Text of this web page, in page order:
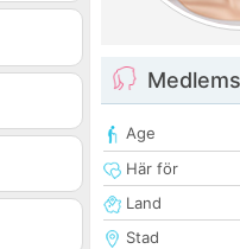
Age
Här för
Land
Stad